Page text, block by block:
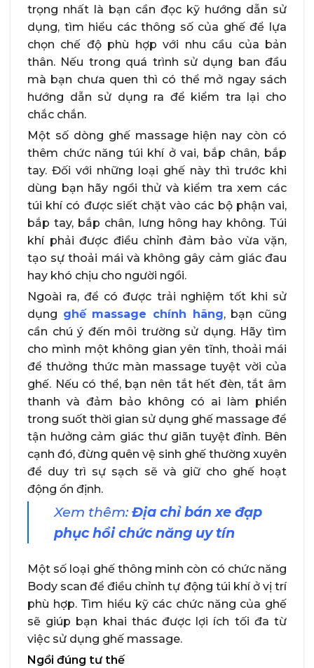
trọng nhất là bạn cần đọc kỹ hướng dẫn sử
dụng, tìm hiểu các thông số của ghế để lựa
chọn chế độ phù hợp với nhu cầu của bản
thân. Nếu trong quá trình sử dụng ban đầu
mà bạn chưa quen thì có thể mở ngay sách
hướng dẫn sử dụng ra để kiểm tra lại cho
chắc chắn.
Một số dòng ghế massage hiện nay còn có
thêm chức năng túi khí ở vai, bắp chân, bắp
tay. Đối với những loại ghế này thì trước khi
dùng bạn hãy ngồi thử và kiểm tra xem các
túi khí có được siết chặt vào các bộ phận vai,
bắp tay, bắp chân, lưng hông hay không. Túi
khí phải được điều chỉnh đảm bảo vừa vặn,
tạo sự thoải mái và không gây cảm giác đau
hay khó chịu cho người ngồi.
Ngoài ra, để có được trải nghiệm tốt khi sử
dụng ghế massage chính hãng, bạn cũng
cần chú ý đến môi trường sử dụng. Hãy tìm
cho mình một không gian yên tĩnh, thoải mái
để thưởng thức màn massage tuyệt vời của
ghế. Nếu có thể, bạn nên tắt hết đèn, tắt âm
thanh và đảm bảo không có ai làm phiền
trong suốt thời gian sử dụng ghế massage để
tận hưởng cảm giác thư giãn tuyệt đỉnh. Bên
cạnh đó, đừng quên vệ sinh ghế thường xuyên
để duy trì sự sạch sẽ và giữ cho ghế hoạt
động ổn định.
Xem thêm:Địa chỉ bán xe đạp
phục hồi chức năng uy tín
Một số loại ghế thông minh còn có chức năng
Body scan để điều chỉnh tự động túi khí ở vị trí
phù hợp. Tìm hiểu kỹ các chức năng của ghế
sẽ giúp bạn khai thác được lợi ích tối đa từ
việc sử dụng ghế massage.
Ngồi đúng tư thế